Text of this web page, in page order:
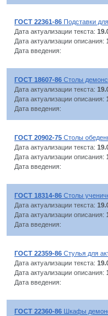
ГОСТ 22361-86 Подставки
Дата актуализации текста:
Дата актуализации описания:
Дата введения:
ГОСТ 18607-86 Столы
Дата актуализации текста:
Дата актуализации описания:
Дата введения:
ГОСТ 20902-75 Столы
Дата актуализации текста:
Дата актуализации описания:
Дата введения:
ГОСТ 18314-86 Столы
Дата актуализации текста:
Дата актуализации описания:
Дата введения:
ГОСТ 22359-86 Стулья для
Дата актуализации текста:
Дата актуализации описания:
Дата введения:
ГОСТ 22360-86 Шкафы